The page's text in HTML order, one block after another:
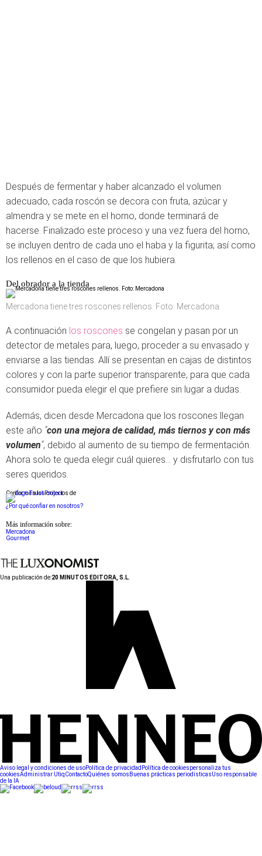
Después de fermentar y haber alcanzado el volumen
adecuado, cada roscón se decora con fruta, azúcar y
almendra y se mete en el horno, donde terminará de
hacerse. Finalizado este proceso y una vez fuera del horno,
se incluyen dentro de cada uno el haba y la figurita; así como
los rellenos en el caso de que los hubiera.
Del obrador a la tienda
Mercadona tiene tres roscones rellenos. Foto: Mercadona
A continuación los roscones se congelan y pasan por un
detector de metales para, luego, proceder a su envasado y
enviarse a las tiendas. Allí se presentan en cajas de distintos
colores y con la parte superior transparente, para que cada
consumidor pueda elegir el que prefiere sin lugar a dudas.
Además, dicen desde Mercadona que los roscones llegan
este año "con una mejora de calidad, más tiernos y con más
volumen", debido al aumento de su tiempo de fermentación.
Ahora solo te queda elegir cuál quieres... y disfrutarlo con tus
seres queridos.
Conforme a los criterios de
¿Por qué confiar en nosotros?
Más información sobre:
Mercadona
Gourmet
Una publicación de:20 MINUTOS EDITORA, S.L.
Aviso legal y condiciones de usoPolítica de privacidad Política de cookiespersonaliza tus
cookiesAdministrar UtiqContactoQuiénes somos Buenas prácticas periodísticasUso responsable
de la IA